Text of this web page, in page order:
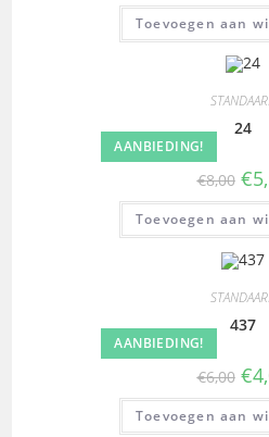
Toevoegen aan
AANBIEDING!
24
€8,00 €
Toevoegen aan
AANBIEDING!
437
€6,00 €
Toevoegen aan